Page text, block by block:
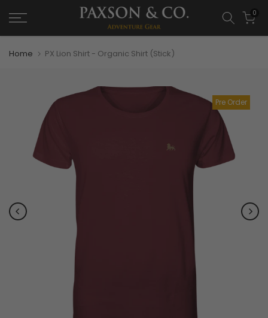
0
Home PX Lion Shirt - Organic Shirt (Stick)
Pre Order